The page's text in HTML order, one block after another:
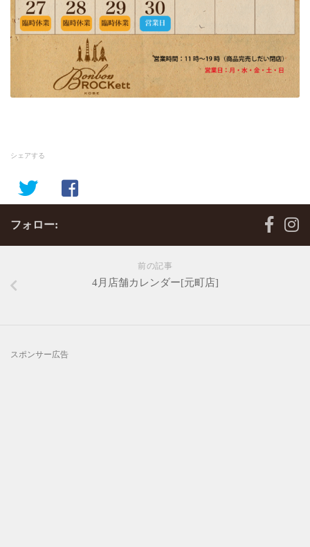
シェアする
フォロー:
前の記事
4月店舗カレンダー[元町店]
スポンサー広告